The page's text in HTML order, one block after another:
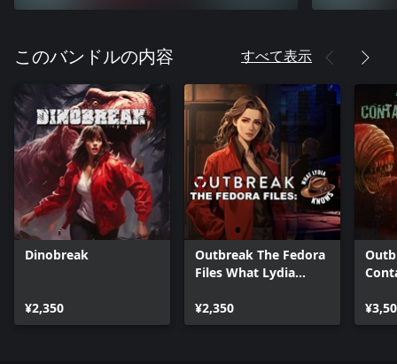
このバンドルの内容 すべて表示
Dinobreak
¥2,350
Outbreak The Fedora
Files What Lydia
¥2,350